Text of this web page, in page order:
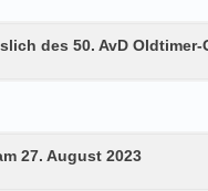
des 50. AvD Oldtimer-
27. August 2023